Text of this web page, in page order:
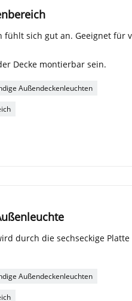
fühlt sich gut an. Geeignet für
Decke montierbar sein.
Außendeckenleuchten
durch die sechseckige
Außendeckenleuchten